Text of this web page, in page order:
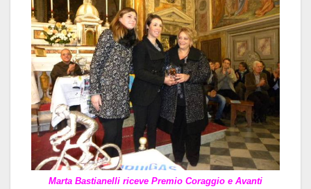
Marta Bastianelli riceve Premio Coraggio e Avanti